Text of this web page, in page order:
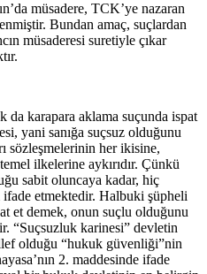
müsadere, TCK’ye nazaran
Bundan amaç, suçlardan
müsaderesi suretiyle çıkar
da karapara aklama suçunda ispat
yani sanığa suçsuz olduğunu
sözleşmelerinin her ikisine,
ilkelerine aykırıdır. Çünkü
sabit oluncaya kadar, hiç
ifade etmektedir. Halbuki şüpheli
et demek, onun suçlu olduğunu
“Suçsuzluk karinesi” devletin
olduğu “hukuk güvenliği”nin
2. maddesinde ifade